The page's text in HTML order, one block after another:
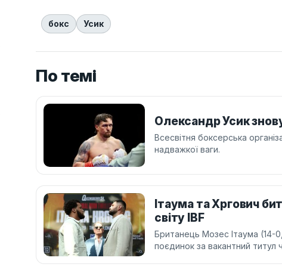
бокс Усик
По темі
Олександр Усик
Всесвітня боксерська
надважкої ваги.
Ітаума та Хргович
світу IBF
Британець Мозес Ітаума (14-
поєдинок за вакантний титул